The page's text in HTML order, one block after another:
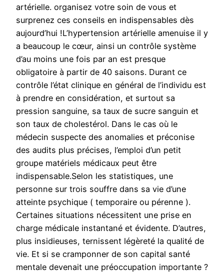
artérielle. organisez votre soin de vous et
surprenez ces conseils en indispensables dès
aujourd’hui !L’hypertension artérielle amenuise il y
a beaucoup le cœur, ainsi un contrôle système
d’au moins une fois par an est presque
obligatoire à partir de 40 saisons. Durant ce
contrôle l’état clinique en général de l’individu est
à prendre en considération, et surtout sa
pression sanguine, sa taux de sucre sanguin et
son taux de cholestérol. Dans le cas où le
médecin suspecte des anomalies et préconise
des audits plus précises, l’emploi d’un petit
groupe matériels médicaux peut être
indispensable.Selon les statistiques, une
personne sur trois souffre dans sa vie d’une
atteinte psychique ( temporaire ou pérenne ).
Certaines situations nécessitent une prise en
charge médicale instantané et évidente. D’autres,
plus insidieuses, ternissent légèreté la qualité de
vie. Et si se cramponner de son capital santé
mentale devenait une préoccupation importante ?